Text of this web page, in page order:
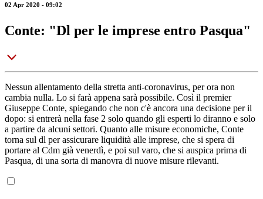
02 Apr 2020 - 09:02
Conte: "Dl per le imprese entro Pasqua"
Nessun allentamento della stretta anti-coronavirus, per ora non
cambia nulla. Lo si farà appena sarà possibile. Così il premier
Giuseppe Conte, spiegando che non c'è ancora una decisione per il
dopo: si entrerà nella fase 2 solo quando gli esperti lo diranno e solo
a partire da alcuni settori. Quanto alle misure economiche, Conte
torna sul dl per assicurare liquidità alle imprese, che si spera di
portare al Cdm già venerdì, e poi sul varo, che si auspica prima di
Pasqua, di una sorta di manovra di nuove misure rilevanti.